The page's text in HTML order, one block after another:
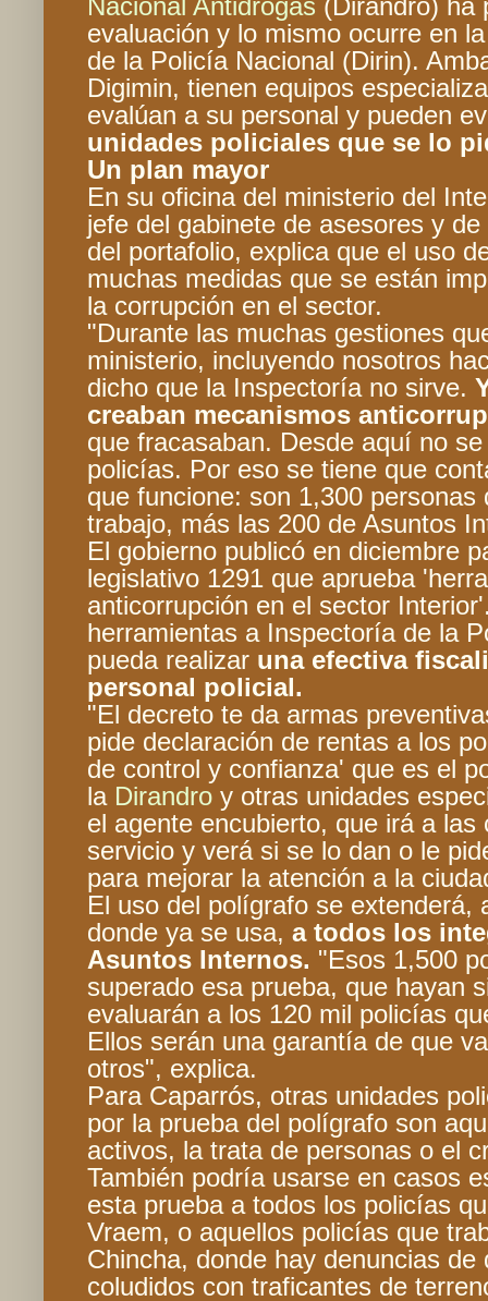
evaluación y lo mismo ocurre en
de la Policía Nacional (Dirin).
Digimin, tienen equipos
evalúan a su personal y pueden
unidades policiales que se lo
Un plan mayor
En su oficina del ministerio del
jefe del gabinete de asesores y
del portafolio, explica que el uso
muchas medidas que se están
la corrupción en el sector.
"Durante las muchas gestiones
ministerio, incluyendo nosotros
dicho que la Inspectoría no sirve.
creaban mecanismos
que fracasaban. Desde aquí no
policías. Por eso se tiene que
que funcione: son 1,300 personas
trabajo, más las 200 de Asuntos
El gobierno publicó en diciembre
legislativo 1291 que aprueba
anticorrupción en el sector
herramientas a Inspectoría de la
pueda realizar una efectiva
personal policial.
"El decreto te da armas
pide declaración de rentas a los
de control y confianza' que es el
la Dirandro y otras unidades
el agente encubierto, que irá a
servicio y verá si se lo dan o le
para mejorar la atención a la
El uso del polígrafo se extenderá,
donde ya se usa, a todos los
Asuntos Internos. "Esos 1,500
superado esa prueba, que hayan
evaluarán a los 120 mil policías
Ellos serán una garantía de que
otros", explica.
Para Caparrós, otras unidades
por la prueba del polígrafo son
activos, la trata de personas o el
También podría usarse en casos
esta prueba a todos los policías
Vraem, o aquellos policías que
Chincha, donde hay denuncias de
coludidos con traficantes de